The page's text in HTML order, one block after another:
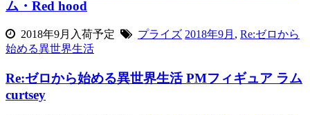
ム・Red hood
2018年9月入荷予定 プライズ 2018年9月 , Re:ゼロから
始める異世界生活
Re:ゼロから始める異世界生活 PMフィギュア ラム
curtsey